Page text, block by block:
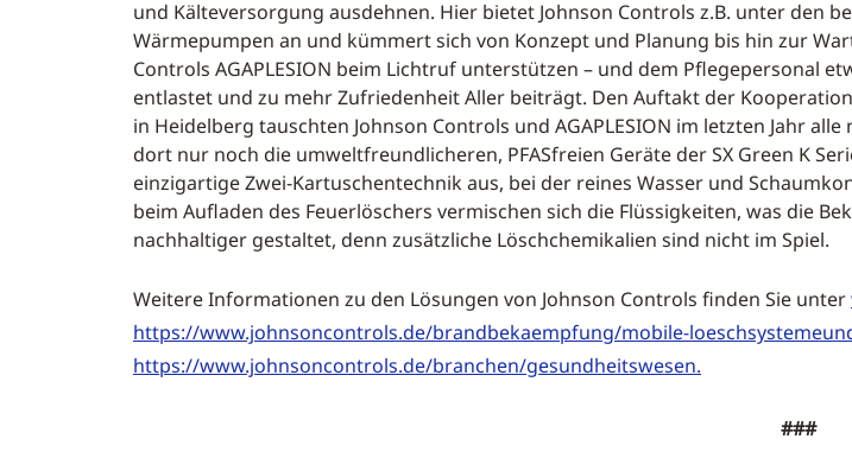
und Kälteversorgung ausdehnen. Hier bietet Johnson Controls z.B. unter den
Wärmepumpen an und kümmert sich von Konzept und Planung bis hin zur
Controls AGAPLESION beim Lichtruf unterstützen – und dem Pflegepersonal
entlastet und zu mehr Zufriedenheit Aller beiträgt. Den Auftakt der
in Heidelberg tauschten Johnson Controls und AGAPLESION im letzten Jahr
dort nur noch die umweltfreundlicheren, PFASfreien Geräte der SX Green K
einzigartige Zwei-Kartuschentechnik aus, bei der reines Wasser und
beim Aufladen des Feuerlöschers vermischen sich die Flüssigkeiten, was die
nachhaltiger gestaltet, denn zusätzliche Löschchemikalien sind nicht im Spiel.
Weitere Informationen zu den Lösungen von Johnson Controls finden Sie unter
https://www.johnsoncontrols.de/brandbekaempfung/mobile-
https://www.johnsoncontrols.de/branchen/gesundheitswesen.
###